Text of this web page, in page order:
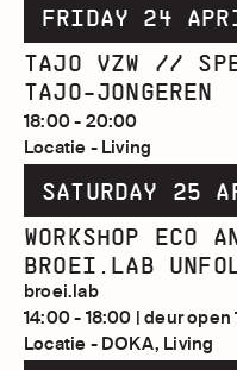
FRIDAY 24
TAJO VZW //
TAJO-JONGEREN
18:00 - 20:00
Locatie - Living
SATURDAY 25
WORKSHOP ECO
BROEI.LAB
broei.lab
14:00 - 18:00 | deur open
Locatie - DOKA, Living